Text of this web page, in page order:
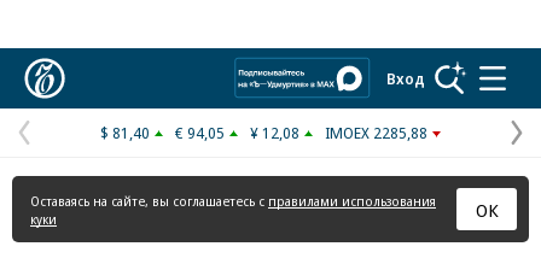
Вход
Предыдущая
страница
$ 81,40 € 94,05 ¥ 12,08 IMOEX 2285,88
Оставаясь на сайте, вы соглашаетесь с правилами использования
куки
ОК